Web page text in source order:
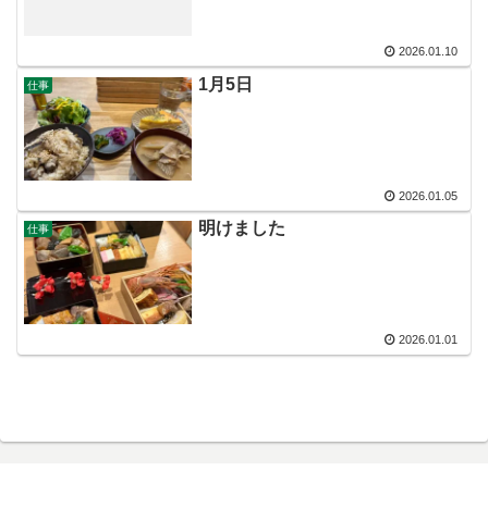
2026.01.10
仕事 1月5日
2026.01.05
仕事 明けました
2026.01.01